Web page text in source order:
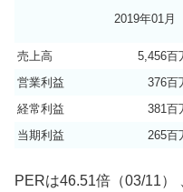
2019年01月
売上高
5,456百
営業利益
376百
経常利益
381百
当期利益
265百
PERは46.51倍（03/11）